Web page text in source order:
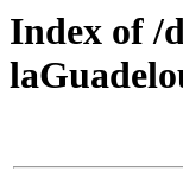
Index of /